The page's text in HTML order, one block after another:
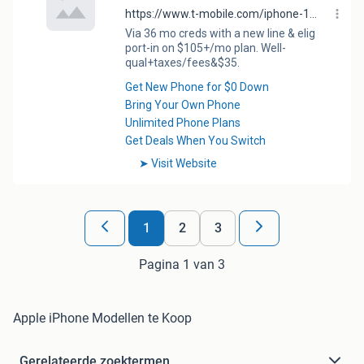
1 2 3
Pagina 1 van 3
Apple iPhone Modellen te Koop